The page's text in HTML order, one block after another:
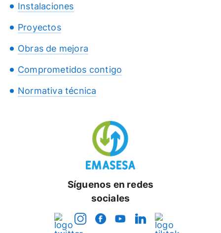
Instalaciones
Proyectos
Obras de mejora
Comprometidos contigo
Normativa técnica
Síguenos en redes
sociales